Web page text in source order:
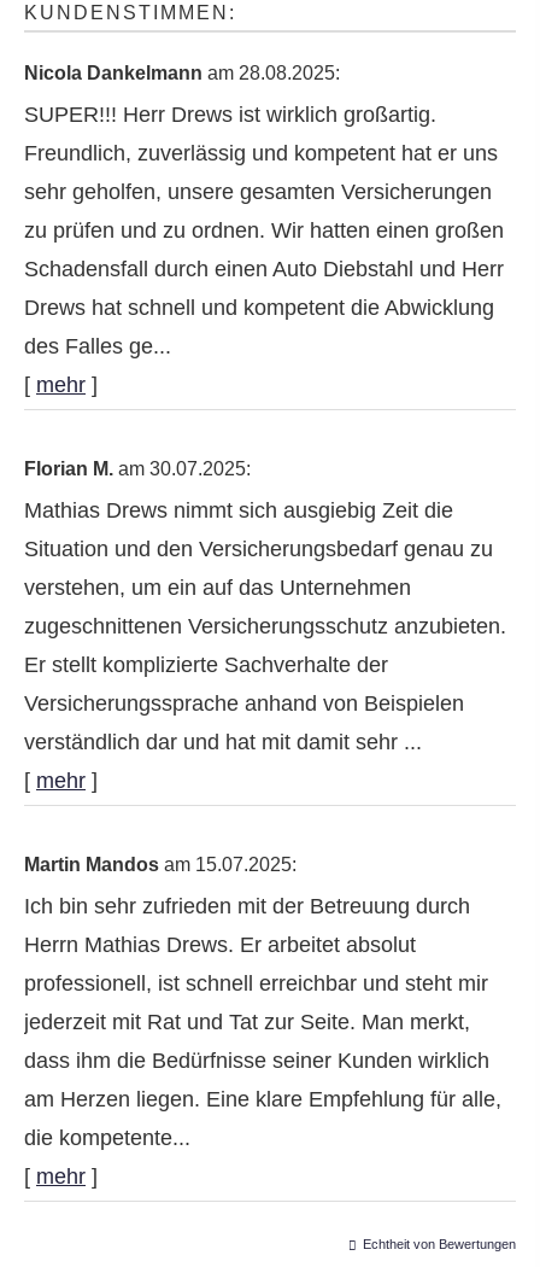
KUNDENSTIMMEN:
Nicola Dankelmann am 28.08.2025:
SUPER!!! Herr Drews ist wirklich großartig.
Freundlich, zuverlässig und kompetent hat er uns
sehr geholfen, unsere gesamten Versicherungen
zu prüfen und zu ordnen. Wir hatten einen großen
Schadensfall durch einen Auto Diebstahl und Herr
Drews hat schnell und kompetent die Abwicklung
des Falles ge...
[ mehr ]
Florian M. am 30.07.2025:
Mathias Drews nimmt sich ausgiebig Zeit die
Situation und den Versicherungsbedarf genau zu
verstehen, um ein auf das Unternehmen
zugeschnittenen Versicherungsschutz anzubieten.
Er stellt komplizierte Sachverhalte der
Versicherungssprache anhand von Beispielen
verständlich dar und hat mit damit sehr ...
[ mehr ]
Martin Mandos am 15.07.2025:
Ich bin sehr zufrieden mit der Betreuung durch
Herrn Mathias Drews. Er arbeitet absolut
professionell, ist schnell erreichbar und steht mir
jederzeit mit Rat und Tat zur Seite. Man merkt,
dass ihm die Bedürfnisse seiner Kunden wirklich
am Herzen liegen. Eine klare Empfehlung für alle,
die kompetente...
[ mehr ]
Echtheit von Bewertungen